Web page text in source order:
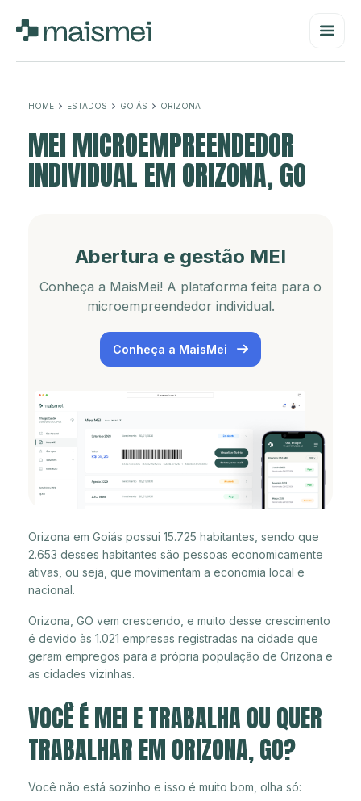
HOME ESTADOS GOIÁS ORIZONA
MEI MICROEMPREENDEDOR
INDIVIDUAL EM ORIZONA, GO
Abertura e gestão MEI
Conheça a MaisMei! A plataforma feita para o
microempreendedor individual.
Conheça a MaisMei
Orizona em Goiás possui 15.725 habitantes, sendo que
2.653 desses habitantes são pessoas economicamente
ativas, ou seja, que movimentam a economia local e
nacional.
Orizona, GO vem crescendo, e muito desse crescimento
é devido às 1.021 empresas registradas na cidade que
geram empregos para a própria população de Orizona e
as cidades vizinhas.
VOCÊ É MEI E TRABALHA OU QUER
TRABALHAR EM ORIZONA, GO?
Você não está sozinho e isso é muito bom, olha só: